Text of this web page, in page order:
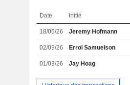
Date Initié
18/05/26 Jeremy Hofmann
02/03/26 Errol Samuelson
01/03/26 Jay Hoag